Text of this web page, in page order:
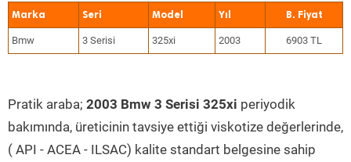
Marka Seri Model Yıl
Bmw 3 Serisi 325xi 2003 6903 TL
Pratik araba; 2003 Bmw 3 Serisi 325xi periyodik
bakımında, üreticinin tavsiye ettiği viskotize değerlerinde,
( API - ACEA - ILSAC) kalite standart belgesine sahip